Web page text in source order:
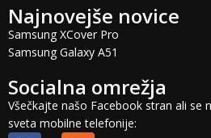
Najnovejše novice
Samsung XCover Pro
Samsung Galaxy A51
Socialna omrežja
Všečkajte našo Facebook stran ali se
sveta mobilne telefonije: